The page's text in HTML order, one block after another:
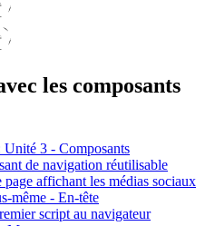
5
6
les composants
Unité 3 - Composants
de navigation réutilisable
page affichant les médias sociaux
même - En-tête
script au navigateur